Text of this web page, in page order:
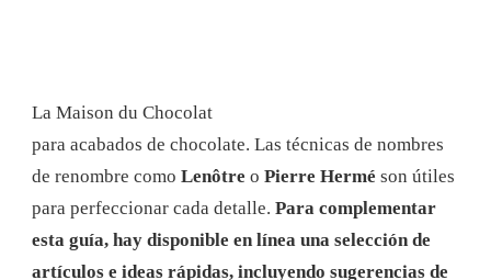
La Maison du Chocolat
para acabados de chocolate. Las técnicas de nombres
de renombre como Lenôtre o Pierre Hermé son útiles
para perfeccionar cada detalle. Para complementar
esta guía, hay disponible en línea una selección de
artículos e ideas rápidas, incluyendo sugerencias de